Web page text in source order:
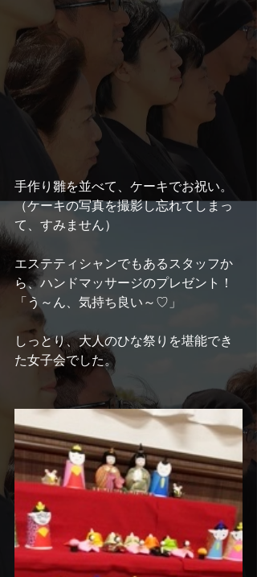
手作り雛を並べて、ケーキでお祝い。
（ケーキの写真を撮影し忘れてしまっ
て、すみません）
エステティシャンでもあるスタッフか
ら、ハンドマッサージのプレゼント！
「う～ん、気持ち良い～♡」
しっとり、大人のひな祭りを堪能でき
た女子会でした。